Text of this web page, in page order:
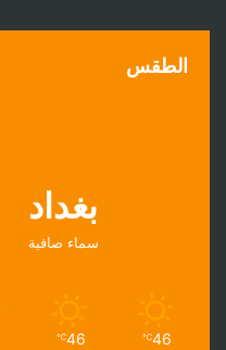
الطقس
بغداد
سماء صافية
46
℃
46
℃